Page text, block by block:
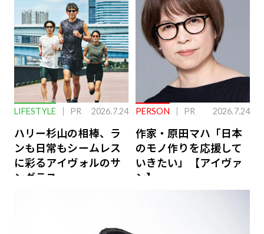
ーケアとは
LIFESTYLE PR 2026.7.24
ハリー杉山の相棒、ラ
ンも日常もシームレス
に彩るアイヴォルのサ
ングラス
PERSON PR 2026.7.24
作家・原田マハ「日本
のモノ作りを応援して
いきたい」【アイヴァ
ン】